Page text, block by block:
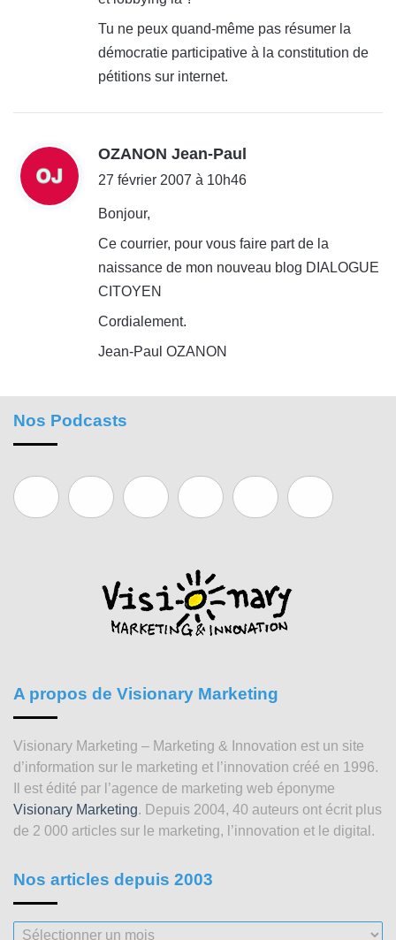
Tu ne peux quand-même pas résumer la
démocratie participative à la constitution de
pétitions sur internet.
OZANON Jean-Paul
:
27 février 2007 à 10h46
Bonjour,
Ce courrier, pour vous faire part de la
naissance de mon nouveau blog DIALOGUE
CITOYEN
Cordialement.
Jean-Paul OZANON
Nos Podcasts
A propos de Visionary Marketing
Visionary Marketing – Marketing & Innovation est un site
d’information sur le marketing et l’innovation créé en 1996.
Il est édité par l’agence de marketing web éponyme
Visionary Marketing. Depuis 2004, 40 auteurs ont écrit plus
de 2 000 articles sur le marketing, l’innovation et le digital.
Nos articles depuis 2003
Nos